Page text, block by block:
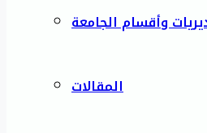
وأقسام الجامعة
المقالات